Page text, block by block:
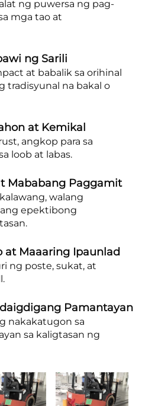
ng puwersa ng pag-
mga tao at
ng Sarili
at babalik sa orihinal
tradisyunal na bakal o
at Kemikal
angkop para sa
loob at labas.
Mababang Paggamit
walang
epektibong
at Maaaring Ipaunlad
ng poste, sukat, at
Pamantayan
nakakatugon sa
sa kaligtasan ng